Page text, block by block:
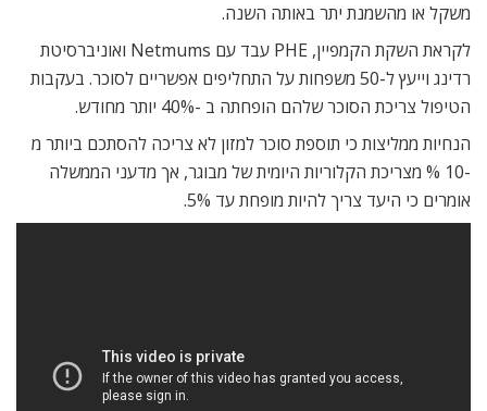
משקל או מהשמנת יתר באותה השנה.
לקראת השקת הקמפיין, PHE עבד עם Netmums ואוניברסיטת
רדינג וייעץ ל-50 משפחות על התחליפים אפשריים לסוכר. בעקבות
הטיפול צריכת הסוכר שלהם הופחתה ב -40% יותר מחודש.
הנחיות ממליצות כי תוספת סוכר למזון לא צריכה להסתכם ביותר מ
-10 % מצריכת הקלוריות היומית של מבוגר, אך מדעני הממשלה
אומרים כי היעד צריך להיות מופחת עד 5%.